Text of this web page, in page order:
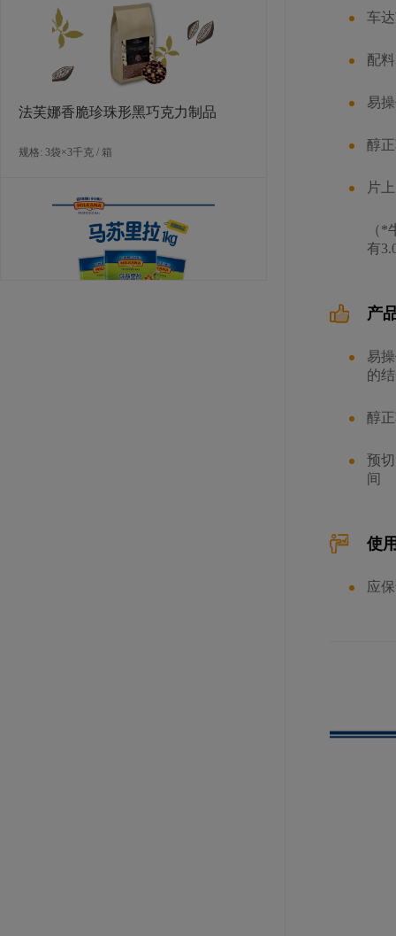
法芙娜香脆珍珠形黑巧克力制品
规格: 3袋×3千克 / 箱
车
配
易
醇
片
（
有
产
易
的
醇
预
间
使
应